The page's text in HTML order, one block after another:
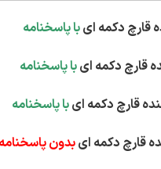
با پاسخنامه
با پاسخنامه
با پاسخنامه
بدون پاسخنامه